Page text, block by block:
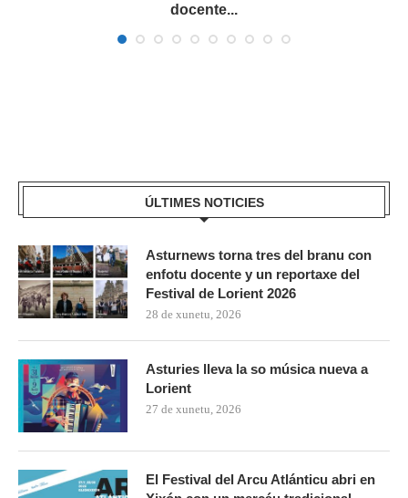
docente...
ÚLTIMES NOTICIES
Asturnews torna tres del branu con
enfotu docente y un reportaxe del
Festival de Lorient 2026
28 de xunetu, 2026
Asturies lleva la so música nueva a
Lorient
27 de xunetu, 2026
El Festival del Arcu Atlánticu abri en